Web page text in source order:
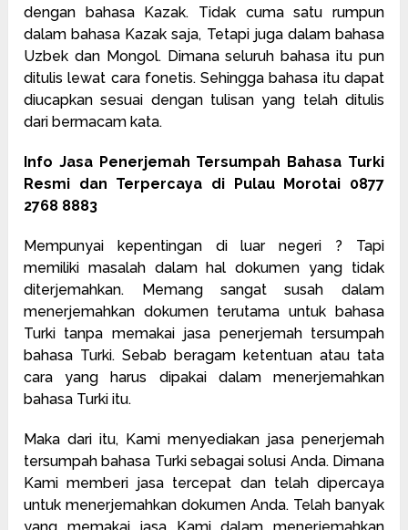
dengan bahasa Kazak. Tidak cuma satu rumpun
dalam bahasa Kazak saja, Tetapi juga dalam bahasa
Uzbek dan Mongol. Dimana seluruh bahasa itu pun
ditulis lewat cara fonetis. Sehingga bahasa itu dapat
diucapkan sesuai dengan tulisan yang telah ditulis
dari bermacam kata.
Info Jasa Penerjemah Tersumpah Bahasa Turki
Resmi dan Terpercaya di Pulau Morotai 0877
2768 8883
Mempunyai kepentingan di luar negeri ? Tapi
memiliki masalah dalam hal dokumen yang tidak
diterjemahkan. Memang sangat susah dalam
menerjemahkan dokumen terutama untuk bahasa
Turki tanpa memakai jasa penerjemah tersumpah
bahasa Turki. Sebab beragam ketentuan atau tata
cara yang harus dipakai dalam menerjemahkan
bahasa Turki itu.
Maka dari itu, Kami menyediakan jasa penerjemah
tersumpah bahasa Turki sebagai solusi Anda. Dimana
Kami memberi jasa tercepat dan telah dipercaya
untuk menerjemahkan dokumen Anda. Telah banyak
yang memakai jasa Kami dalam menerjemahkan